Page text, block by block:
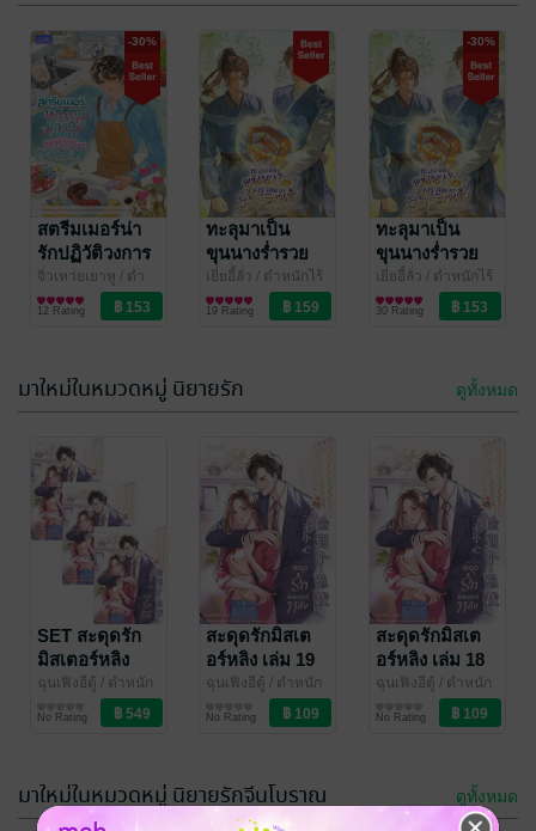
-30%
สตรีมเมอร์น่า
รักปฏิวัติวงการ
อาหารกาแลกซี
เล่ม 2
จิ่วเหว่ยเยาหู / ตำ
หนักไร้ต์รัก : ห้อง
หลานเหมย
นิยายวาย Boy
Love / Yaoi
12 Rating
ทะลุมาเป็น
ขุนนางร่ำรวย
ด้วยมิติร้านชำ
เล่ม 6 (จบ)
เยี่ยอี้ลั่ว / ตำหนักไร้
ต์รัก : ห้องหลานเหม
ย
นิยายวาย Boy
Love / Yaoi
19 Rating
-30%
ทะลุมาเป็น
ขุนนางร่ำรวย
ด้วยมิติร้านชำ
เล่ม 4
เยี่ยอี้ลั่ว / ตำหนักไร้
ต์รัก : ห้องหลานเหม
ย
นิยายวาย Boy
Love / Yaoi
30 Rating
ทะลุมาเป็น
ขุนนางร่ำรวย
ด้วยมิติร้านชำ
เล่ม 5
เยี่ยอี้ลั่ว/ ตำหนักไร้
ต์รัก : ห้องหลานเหม
ย
นิยายวาย Boy
Love / Yaoi
24 Rating
ทะลุมาเป็น
ขุนนางร่ำรวย
ด้วยมิติร้านชำ
เล่ม 3
เยี่ยอี้ลั่ว/ ตำหนักไร้
ต์รัก : ห้องหลานเหม
ย
นิยายวาย Boy
Love / Yaoi
31 Rating
มาใหม่ในหมวดหมู่ นิยายรัก ดูทั้งหมด
SET สะดุดรัก
มิสเตอร์หลิง
เล่ม 16-19 (จบ)
ฉุนเฟิงอีตู้ / ตำหนัก
ไร้ต์รัก : ห้องเฟิ่งหลี
No Rating
สะดุดรักมิสเต
อร์หลิง เล่ม 19
(จบ)
ฉุนเฟิงอีตู้ / ตำหนัก
ไร้ต์รัก : ห้องเฟิ่งหลี
No Rating
สะดุดรักมิสเต
อร์หลิง เล่ม 18
ฉุนเฟิงอีตู้ / ตำหนัก
ไร้ต์รัก : ห้องเฟิ่งหลี
No Rating
มาใหม่ในหมวดหมู่ นิยายรักจีนโบราณ ดูทั้งหมด